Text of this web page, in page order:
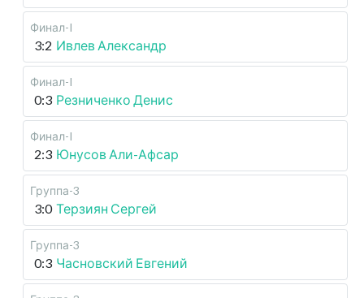
Финал-I
3:2 Ивлев Александр
Финал-I
0:3 Резниченко Денис
Финал-I
2:3 Юнусов Али-Афсар
Группа-3
3:0 Терзиян Сергей
Группа-3
0:3 Часновский Евгений